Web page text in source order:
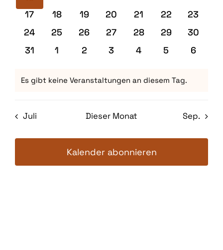
Kontakt
Mein Account
Veranstaltungen
0
17
0
18
0
19
0
20
0
21
0
22
0
23
0
24
0
25
0
26
0
27
0
28
0
29
0
30
0
31
0
1
0
2
0
3
0
4
0
5
0
6
Hinweis
Es gibt keine Veranstaltungen an diesem Tag.
Juli Dieser Monat Sep.
Kalender abonnieren